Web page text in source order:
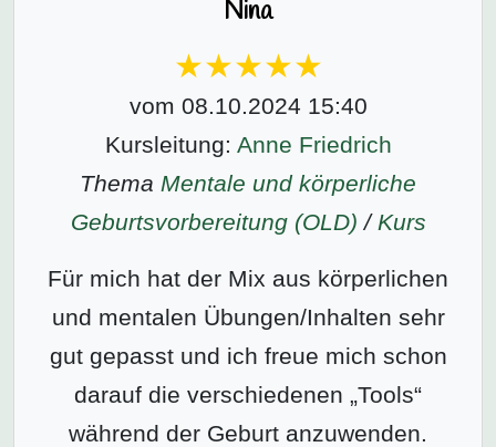
Nina
vom 08.10.2024 15:40
Kursleitung: Anne Friedrich
Thema Mentale und körperliche
Geburtsvorbereitung (OLD) / Kurs
Für mich hat der Mix aus körperlichen
und mentalen Übungen/Inhalten sehr
gut gepasst und ich freue mich schon
darauf die verschiedenen „Tools“
während der Geburt anzuwenden.